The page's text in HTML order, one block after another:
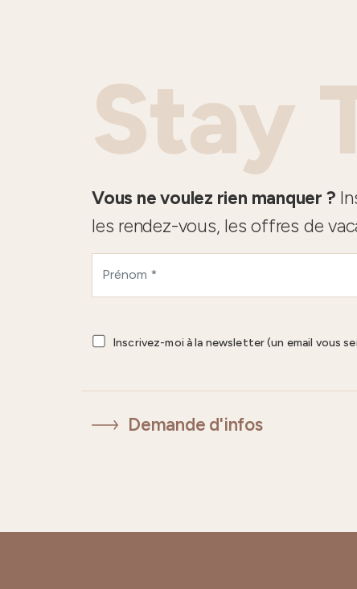
Stay
Vous ne voulez rien manquer ?
les rendez-vous, les offres de
Inscrivez-moi à la newsletter (un email vous
Demande d'infos